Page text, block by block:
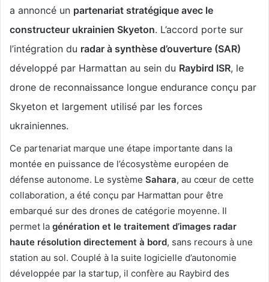
a annoncé un partenariat stratégique avec le
constructeur ukrainien Skyeton. L’accord porte sur
l’intégration du radar à synthèse d’ouverture (SAR)
développé par Harmattan au sein du Raybird ISR, le
drone de reconnaissance longue endurance conçu par
Skyeton et largement utilisé par les forces
ukrainiennes.
Ce partenariat marque une étape importante dans la
montée en puissance de l’écosystème européen de
défense autonome. Le système Sahara, au cœur de cette
collaboration, a été conçu par Harmattan pour être
embarqué sur des drones de catégorie moyenne. Il
permet la génération et le traitement d’images radar
haute résolution directement à bord, sans recours à une
station au sol. Couplé à la suite logicielle d’autonomie
développée par la startup, il confère au Raybird des